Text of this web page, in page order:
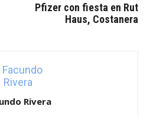
Pfizer con fiesta en Rut
Haus, Costanera
Rivera